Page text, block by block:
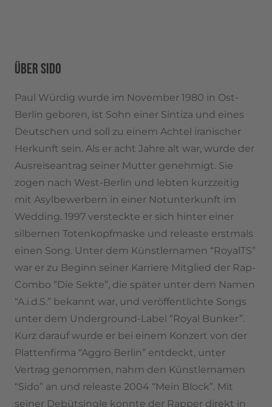
ÜBER SIDO
Paul Würdig wurde im November 1980 in Ost-
Berlin geboren, ist Sohn einer Sintiza und eines
Deutschen und soll zu einem Achtel iranischer
Herkunft sein. Als er acht Jahre alt war, wurde der
Ausreiseantrag seiner Mutter genehmigt. Sie
zogen nach West-Berlin und lebten kurzzeitig
mit Asylbewerbern in einer Notunterkunft im
Wedding. 1997 versteckte er sich hinter einer
silbernen Totenkopfmaske und releaste erstmals
einen Song. Unter dem Künstlernamen “RoyalTS”
war er zu Beginn seiner Karriere Mitglied der Rap-
Combo “Die Sekte”, die später unter dem Namen
“A.i.d.S.” bekannt war, und veröffentlichte Songs
unter dem Underground-Label “Royal Bunker”.
Kurz darauf wurde er bei einem Konzert von der
Plattenfirma “Aggro Berlin” entdeckt, unter
Vertrag genommen, nahm den Künstlernamen
“Sido” an und releaste 2004 “Mein Block”. Mit
seiner Debütsingle konnte der Rapper direkt in